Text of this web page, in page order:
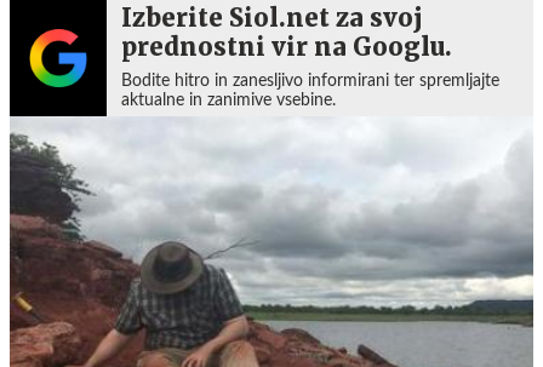
Izberite Siol.net za svoj
prednostni vir na Googlu.
Bodite hitro in zanesljivo informirani ter spremljajte
aktualne in zanimive vsebine.